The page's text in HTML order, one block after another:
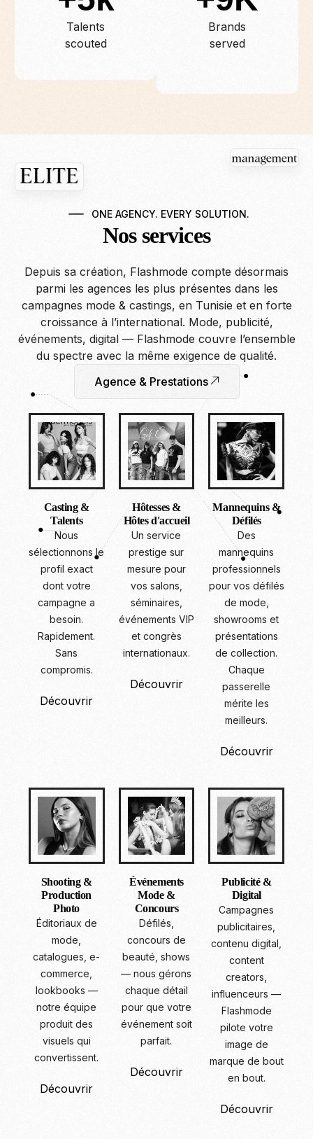
Talents
scouted
Brands
served
ONE AGENCY. EVERY SOLUTION.
Nos services
Depuis sa création, Flashmode compte désormais
parmi les agences les plus présentes dans les
campagnes mode & castings, en Tunisie et en forte
croissance à l’international. Mode, publicité,
événements, digital — Flashmode couvre l’ensemble
du spectre avec la même exigence de qualité.
Agence & Prestations
Casting &
Talents
Nous
sélectionnons le
profil exact
dont votre
campagne a
besoin.
Rapidement.
Sans
compromis.
Découvrir
Hôtesses &
Hôtes d'accueil
Un service
prestige sur
mesure pour
vos salons,
séminaires,
événements VIP
et congrès
internationaux.
Découvrir
Mannequins &
Défilés
Des
mannequins
professionnels
pour vos défilés
de mode,
showrooms et
présentations
de collection.
Chaque
passerelle
mérite les
meilleurs.
Découvrir
Shooting &
Production
Photo
Éditoriaux de
mode,
catalogues, e-
commerce,
lookbooks —
notre équipe
produit des
visuels qui
convertissent.
Découvrir
Événements
Mode &
Concours
Défilés,
concours de
beauté, shows
— nous gérons
chaque détail
pour que votre
événement soit
parfait.
Découvrir
Publicité &
Digital
Campagnes
publicitaires,
contenu digital,
content
creators,
influenceurs —
Flashmode
pilote votre
image de
marque de bout
en bout.
Découvrir